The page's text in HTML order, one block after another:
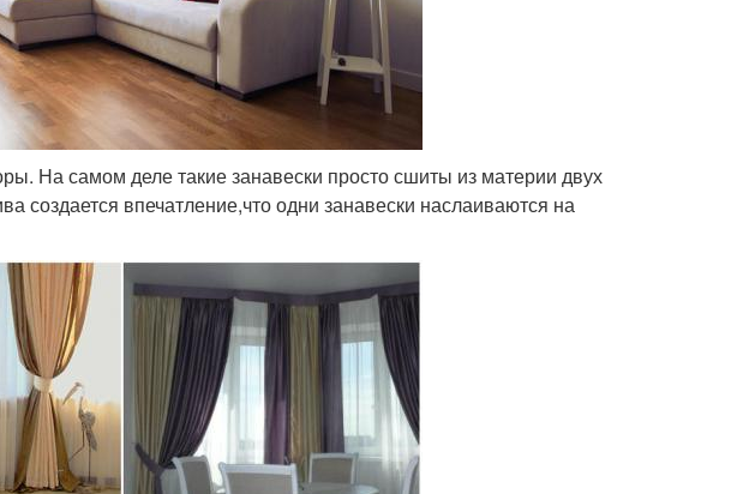
На самом деле такие занавески просто сшиты из материи двух
создается впечатление,что одни занавески наслаиваются на